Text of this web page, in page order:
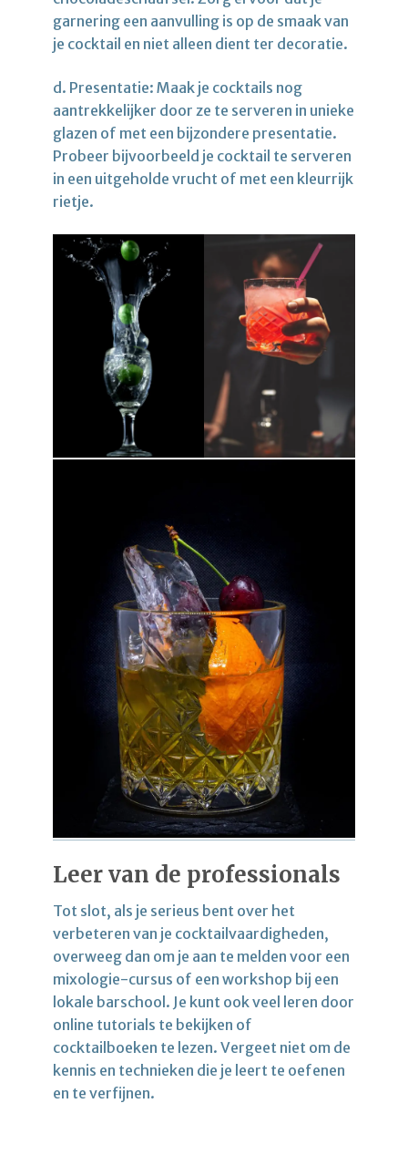
garnering een aanvulling is op de smaak van
je cocktail en niet alleen dient ter decoratie.
d. Presentatie: Maak je cocktails nog
aantrekkelijker door ze te serveren in unieke
glazen of met een bijzondere presentatie.
Probeer bijvoorbeeld je cocktail te serveren
in een uitgeholde vrucht of met een kleurrijk
rietje.
Leer van de professionals
Tot slot, als je serieus bent over het
verbeteren van je cocktailvaardigheden,
overweeg dan om je aan te melden voor een
mixologie-cursus of een workshop bij een
lokale barschool. Je kunt ook veel leren door
online tutorials te bekijken of
cocktailboeken te lezen. Vergeet niet om de
kennis en technieken die je leert te oefenen
en te verfijnen.